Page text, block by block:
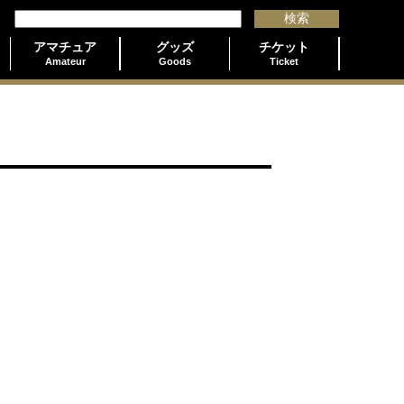
アマチュア
Amateur
グッズ
Goods
チケット
Ticket